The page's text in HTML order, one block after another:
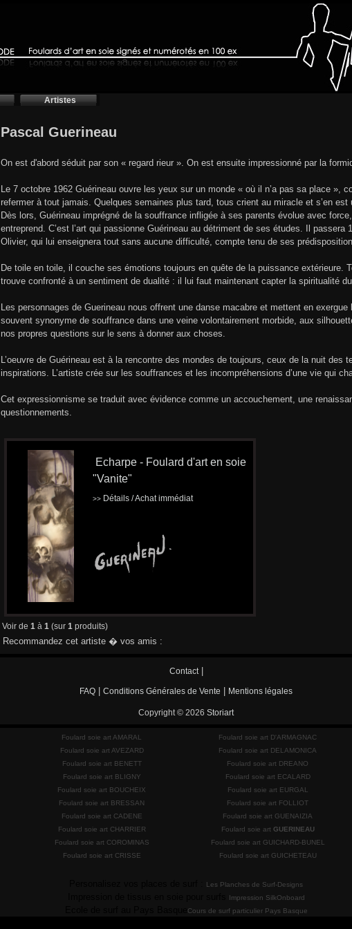
Artistes
Pascal Guerineau
On est d'abord séduit par son « regard rieur ». On est ensuite impressionné par la
Le 7 octobre 1962 Guérineau ouvre les yeux sur un monde « où il n’a pas sa place »,
refermer à tout jamais. Quelques semaines plus tard, tous crient au miracle et s’en est
Dès lors, Guérineau imprégné de la souffrance infligée à ses parents évolue avec
entreprend. C’est l’art qui passionne Guérineau au détriment de ses études. Il passera
Olivier, qui lui enseignera tout sans aucune difficulté, compte tenu de ses
De toile en toile, il couche ses émotions toujours en quête de la puissance extérieure.
trouve confronté à un sentiment de dualité : il lui faut maintenant capter la spiritualité
Les personnages de Guerineau nous offrent une danse macabre et mettent en
souvent synonyme de souffrance dans une veine volontairement morbide, aux
nos propres questions sur le sens à donner aux choses.
L’oeuvre de Guérineau est à la rencontre des mondes de toujours, ceux de la nuit des
inspirations. L’artiste crée sur les souffrances et les incompréhensions d’une vie qui
Cet expressionnisme se traduit avec évidence comme un accouchement, une
questionnements.
Echarpe - Foulard d'art en soie
"Vanite"
>> Détails / Achat immédiat
Voir de 1 à 1 (sur 1 produits)
Recommandez cet artiste � vos amis :
Contact|
FAQ Conditions Générales de Vente Mentions légales
Copyright © 2026 Storiart
Foulard soie art AMARAL
Foulard soie art AVEZARD
Foulard soie art BENETT
Foulard soie art BLIGNY
Foulard soie art BOUCHEIX
Foulard soie art BRESSAN
Foulard soie art CADENE
Foulard soie art CHARRIER
Foulard soie art COROMINAS
Foulard soie art CRISSE
Foulard soie art D'ARMAGNAC
Foulard soie art DELAMONICA
Foulard soie art DREANO
Foulard soie art ECALARD
Foulard soie art EURGAL
Foulard soie art FOLLIOT
Foulard soie art GUENAIZIA
Foulard soie art GUERINEAU
Foulard soie art GUICHARD-BUNEL
Foulard soie art GUICHETEAU
Les Planches de Surf-Designs
Impression SilkOnboard
Cours de surf particulier Pays Basque